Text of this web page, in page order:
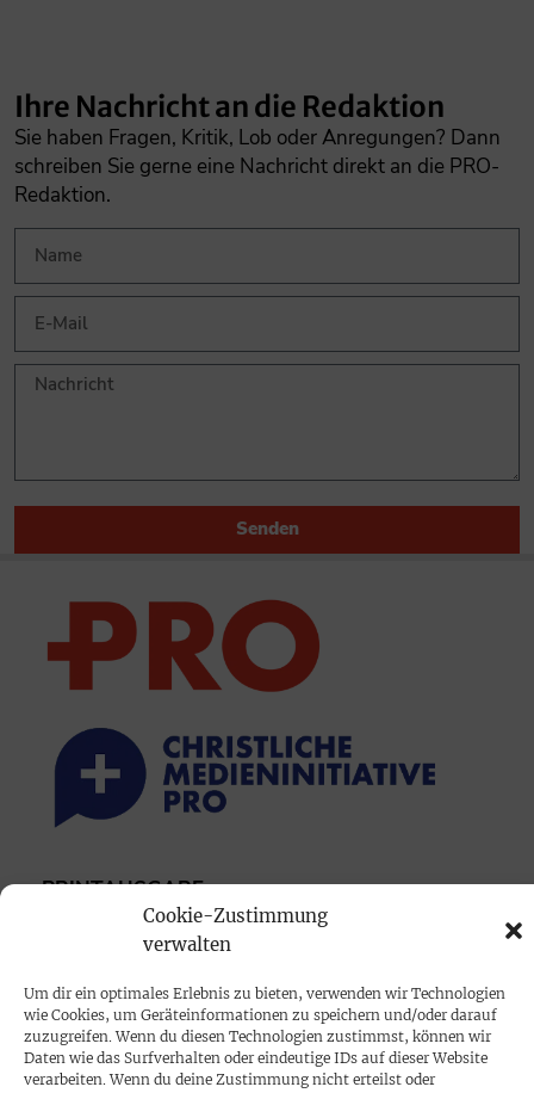
Cookie-Zustimmung
verwalten
Um dir ein optimales Erlebnis zu bieten, verwenden wir Technologien
wie Cookies, um Geräteinformationen zu speichern und/oder darauf
zuzugreifen. Wenn du diesen Technologien zustimmst, können wir
Daten wie das Surfverhalten oder eindeutige IDs auf dieser Website
verarbeiten. Wenn du deine Zustimmung nicht erteilst oder
Ihre Nachricht an die Redaktion
Sie haben Fragen, Kritik, Lob oder Anregungen? Dann
schreiben Sie gerne eine Nachricht direkt an die PRO-
Redaktion.
Senden
PRINTAUSGABE
Mediadaten
PROKOMPAKT
Impressum